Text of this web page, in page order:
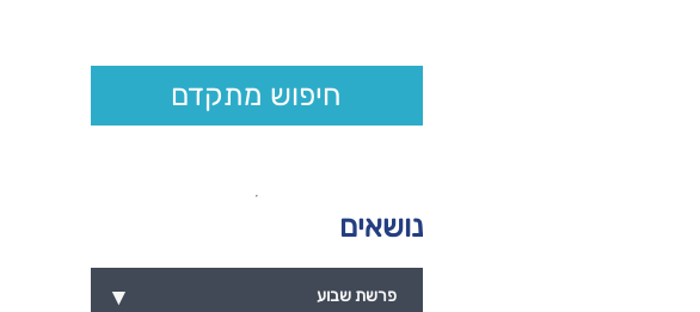
חיפוש מתקדם
נושאים
▾ פרשת שבוע